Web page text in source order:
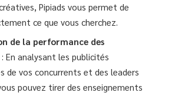
Pipiads vous permet de
ce que vous cherchez.
de la performance des
: En analysant les publicités
de vos concurrents et des leaders
pouvez tirer des enseignements